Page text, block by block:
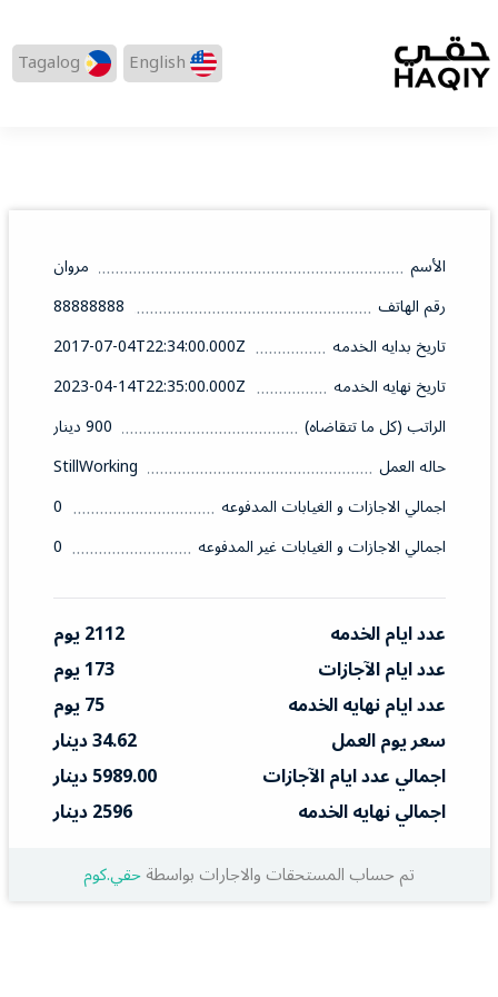
English
Tagalog
الأسم
مروان
رقم الهاتف
88888888
تاريخ بدايه الخدمه
2017-07-04T22:34:00.000Z
تاريخ نهايه الخدمه
2023-04-14T22:35:00.000Z
الراتب (كل ما تتقاضاه)
900 دينار
حاله العمل
StillWorking
اجمالي الاجازات و الغيابات المدفوعه
0
اجمالي الاجازات و الغيابات غير المدفوعه
0
عدد ايام الخدمه
2112 يوم
عدد ايام الآجازات
173 يوم
عدد ايام نهايه الخدمه
75 يوم
سعر يوم العمل
34.62 دينار
اجمالي عدد ايام الآجازات
5989.00 دينار
اجمالي نهايه الخدمه
2596 دينار
تم حساب المستحقات والاجارات بواسطةحقي.كوم